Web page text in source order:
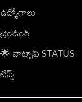
ఉద్యోగాలు
ట్రెండింగ్
🌟 వాట్సాప్ STATUS
టిప్స్